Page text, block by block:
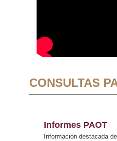
CONSULTAS
Informes PAOT
Información destacada